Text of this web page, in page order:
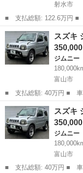
射水市
■ 支払総額: 122.6万円 ■ 車両本体価格： 1,120,000 円 ■ メーカ
ー名： スズキ ■ 車種
ドベンチャー Ｆ，Ｒシ
Ｄ ター...
富山 射水市 ジム
スズキ
350,000
ジムニー
富山市
■ 支払総額: 40万円 ■ 車両本体価格： 350,000 円 ■ メーカー
名： スズキ ■ 車種名
気量： 660cc ■ ドア枚
富山 富山市 ジム
スズキ
350,000
ジムニー
富山市
■ 支払総額: 40万円 ■ 車両本体価格： 350,000 円 ■ メーカー